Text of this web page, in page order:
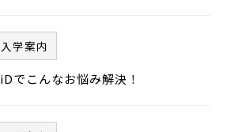
入学案内
iDでこんなお悩み解決！